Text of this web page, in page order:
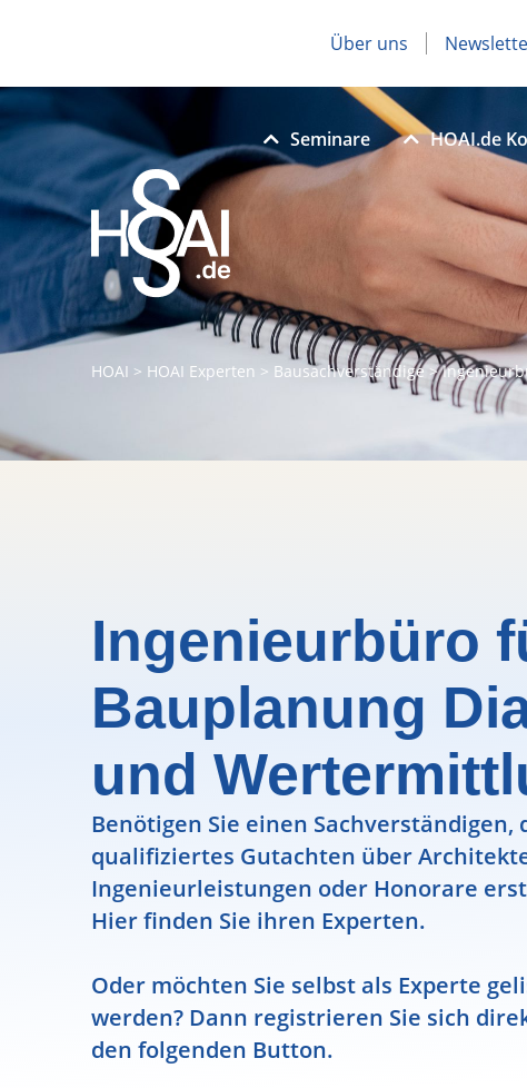
Über uns
Seminare HOAI.de
HOAI > HOAI Experten > Bausachverständige>
Ingenieurbüro
Bauplanung
und
Benötigen Sie einen Sachverständigen,
qualifiziertes Gutachten über
Ingenieurleistungen oder Honorare
Hier finden Sie ihren Experten.
Oder möchten Sie selbst als Experte
werden? Dann registrieren Sie sich
den folgenden Button.